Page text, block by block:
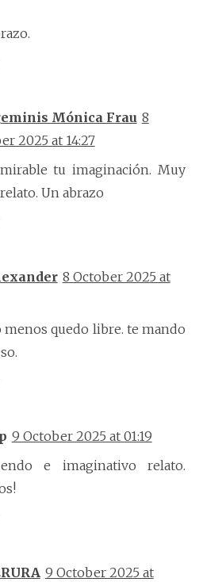
Mónica Frau 8
2025 at 14:27
tu imaginación. Muy
Un abrazo
8 October 2025 at
menos quedo libre. te mando
9 October 2025 at 01:19
e imaginativo relato.
9 October 2025 at